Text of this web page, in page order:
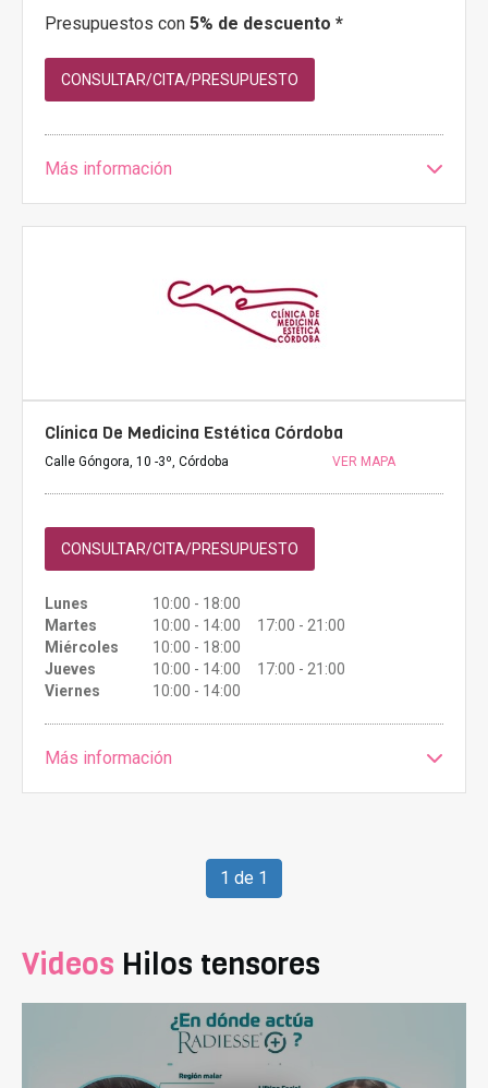
Presupuestos con 5% de descuento *
CONSULTAR/CITA/PRESUPUESTO
Más información
Clínica De Medicina Estética Córdoba
Calle Góngora, 10 -3º, Córdoba VER MAPA
CONSULTAR/CITA/PRESUPUESTO
Lunes
10:00 - 18:00
Martes
10:00 - 14:00 17:00 - 21:00
Miércoles
10:00 - 18:00
Jueves
10:00 - 14:00 17:00 - 21:00
Viernes
10:00 - 14:00
Más información
1 de 1
Videos Hilos tensores